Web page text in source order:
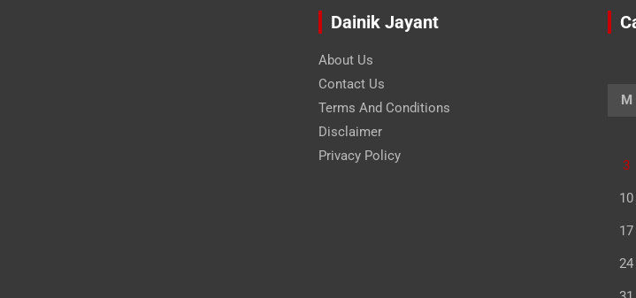
Dainik Jayant
About Us
Contact Us
Terms And Conditions
Disclaimer
Privacy Policy
M
3
10
17
24